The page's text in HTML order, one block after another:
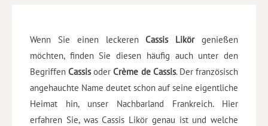
Wenn Sie einen leckerenCassis Likörgenießen
möchten, finden Sie diesen häufig auch unter den
BegriffenCassisoderCrème de Cassis. Der französisch
angehauchte Name deutet schon auf seine eigentliche
Heimat hin, unser Nachbarland Frankreich. Hier
erfahren Sie, was Cassis Likör genau ist und welche